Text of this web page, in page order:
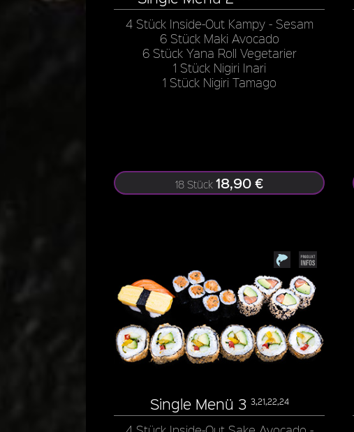
4 Stück Inside-Out Kampy - Sesam
6 Stück Maki Avocado
6 Stück Yana Roll Vegetarier
1 Stück Nigiri Inari
1 Stück Nigiri Tamago
18 Stück 18,90 €
Single Menü 3 3,21,22,24